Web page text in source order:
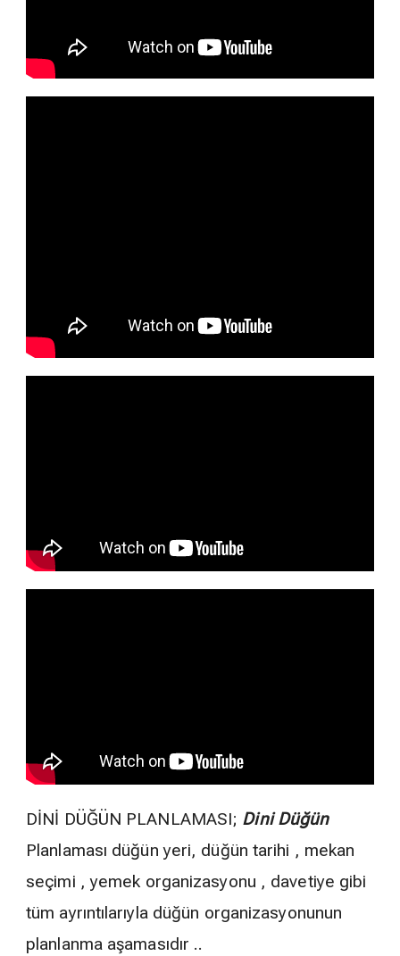
DİNİ DÜĞÜN PLANLAMASI; Dini Düğün
Planlaması düğün yeri, düğün tarihi , mekan
seçimi , yemek organizasyonu , davetiye gibi
tüm ayrıntılarıyla düğün organizasyonunun
planlanma aşamasıdır ..